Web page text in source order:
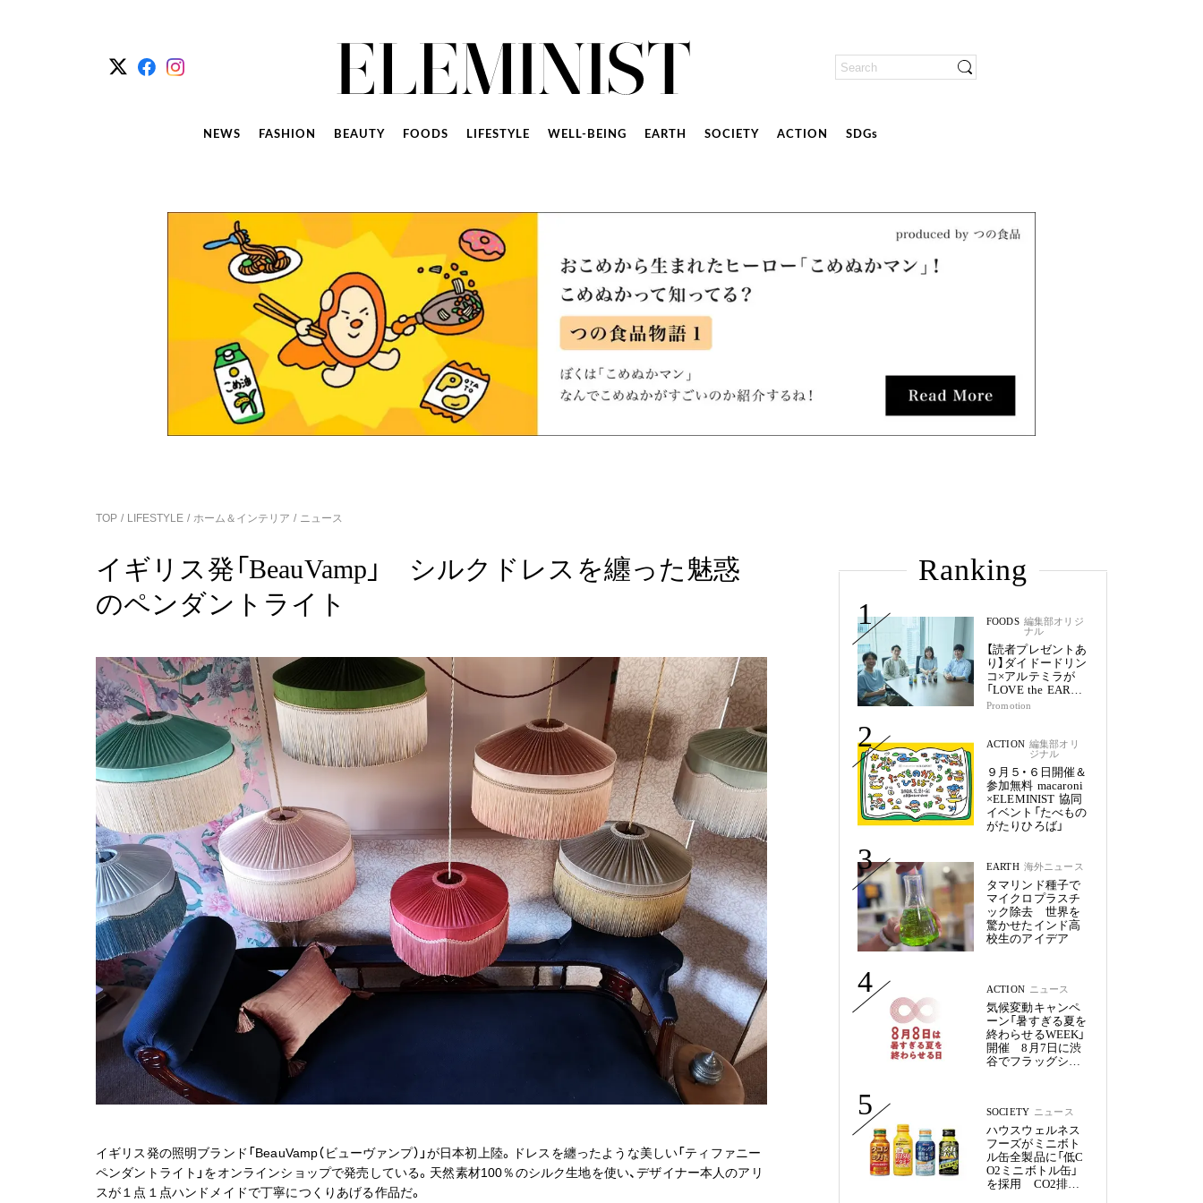
NEWS FASHION BEAUTY FOODS LIFESTYLE WELL-BEING EARTH SOCIETY ACTION SDGs
TOP LIFESTYLE ホーム＆インテリア ニュース
イギリス発「BeauVamp」 シルクドレスを纏った魅惑
のペンダントライト
イギリス発の照明ブランド「BeauVamp（ビューヴァンプ）」が日本初上陸。ドレスを纏ったような美しい「ティファニー
ペンダントライト」をオンラインショップで発売している。天然素材100％のシルク生地を使い、デザイナー本人のアリ
スが１点１点ハンドメイドで丁寧につくりあげる作品だ。
Ranking
1
FOODS 編集部オリジ
ナル
【読者プレゼントあ
り】ダイドードリン
コ×アルテミラが
「LOVE the EARTH
シリーズ」で目指す
Promotion
2 ACTION 編集部オリ
ジナル
９月５・６日開催＆
参加無料 macaroni
×ELEMINIST 協同
イベント「たべもの
がたりひろば」
3 EARTH 海外ニュース
タマリンド種子で
マイクロプラスチ
ック除去 世界を
驚かせたインド高
校生のアイデア
4 ACTION ニュース
気候変動キャンペ
ーン「暑すぎる夏を
終わらせるWEEK」
開催 8月7日に渋
谷でフラッグシッ
5 SOCIETY ニュース
ハウスウェルネス
フーズがミニボト
ル缶全製品に「低C
O2ミニボトル缶」
を採用 CO2排出